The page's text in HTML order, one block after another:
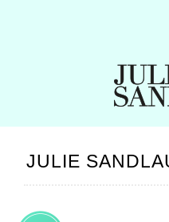
JULIE